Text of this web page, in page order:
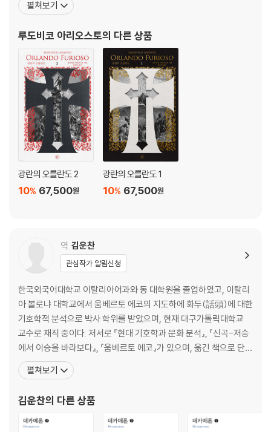
인의 초판 한정 특별 양장본으로 소장 가치를 높이는 등 ‘재발견되어야 할
다.
도』 초판을 출판했다. 그 후 언어와 문체의 수정과 보완 작업을 계속
년 사망하여 페라라의 산 베네데토 교회에 묻
펼쳐보기
루도비코 아리오스토의 다른 상품
광란의 오를란도 2
67,500원
10%
광란의 오를란도 1
67,500원
10%
역 김운찬
관심작가 알림신청
한국외국어대학교 이탈리아어과와 동 대학원을 졸업하였고, 이탈리
아 볼로냐 대학교에서 움베르토 에코의 지도하에 화두(話頭)에 대한
기호학적 분석으로 박사 학위를 받았으며, 현재 대구가톨릭대학교
교수로 재직 중이다. 저서로 『현대 기호학과 문화 분석』, 『신곡-저승
에서 이승을 바라보다』, 『움베르토 에코』가 있으며, 옮긴 책으로 단테
의 『신곡』, 『향연』, 아리오스토의 『광란의 오를란도』, 에코의 『나는
독자를 위해 글을 쓴다』, 『거짓말의 전략』, 『이야기 속의 독자』, 『논문
불』, 『피곤한 노동』, 『레우
펼쳐보기
김운찬의 다른 상품